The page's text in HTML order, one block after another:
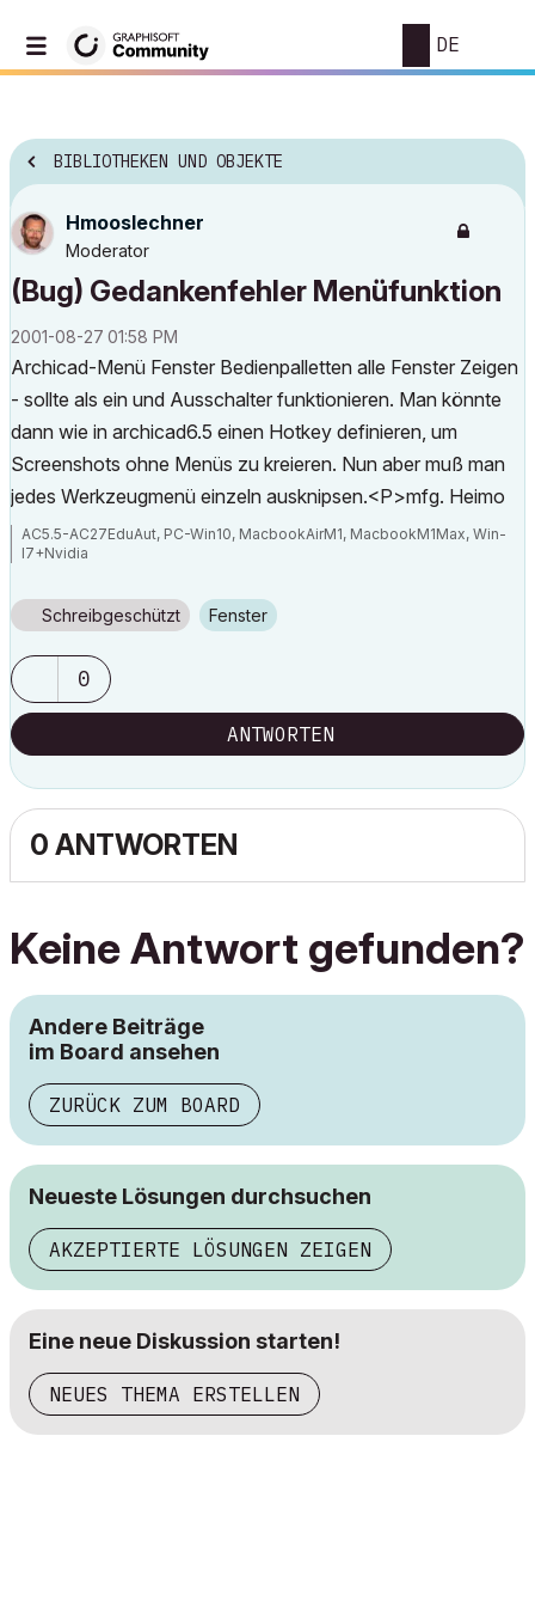
DE
BIBLIOTHEKEN UND OBJEKTE
Hmooslechner
Moderator
(Bug) Gedankenfehler Menüfunktion
‎2001-08-27 01:58 PM
Archicad-Menü Fenster Bedienpalletten alle Fenster Zeigen
- sollte als ein und Ausschalter funktionieren. Man könnte
dann wie in archicad6.5 einen Hotkey definieren, um
Screenshots ohne Menüs zu kreieren. Nun aber muß man
jedes Werkzeugmenü einzeln ausknipsen.<P>mfg. Heimo
AC5.5-AC27EduAut, PC-Win10, MacbookAirM1, MacbookM1Max, Win-
I7+Nvidia
Schreibgeschützt Fenster
0
ANTWORTEN
0 ANTWORTEN
Keine Antwort gefunden?
Andere Beiträge
im Board ansehen
ZURÜCK ZUM BOARD
Neueste Lösungen durchsuchen
AKZEPTIERTE LÖSUNGEN ZEIGEN
Eine neue Diskussion starten!
NEUES THEMA ERSTELLEN